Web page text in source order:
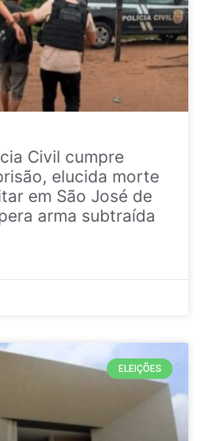
Civil cumpre
elucida morte
em São José de
arma subtraída
ELEIÇÕES